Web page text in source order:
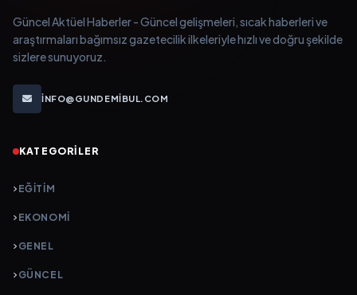
Güncel Aktüel Haberler - Güncel gelişmeleri, sıcak haberleri ve
araştırmaları bağımsız gazetecilik ilkeleriyle hızlı ve doğru şekilde
sizlere sunuyoruz.
INFO@GUNDEMIBUL.COM
KATEGORILER
EĞITIM
EKONOMI
GENEL
GÜNCEL